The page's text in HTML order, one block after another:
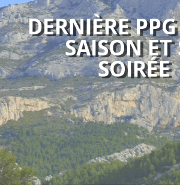
DERNIÈRE
SAISON ET
SOIRÉE